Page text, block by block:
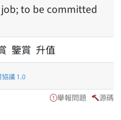
to be committed
鑒賞 升值
議 1.0
舉報問題 源碼